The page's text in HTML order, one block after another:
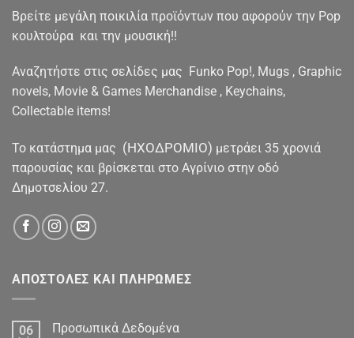
Βρείτε μεγάλη ποικιλία προϊόντων που αφορούν την Pop
κουλτούρα και την μουσική!!
Αναζητήστε στις σελίδες μας Funko Pop!, Mugs , Graphic
novels, Movie & Games Merchandise , Keychains,
Collectable items!
To κατάστημα μας (ΗΧΟΔΡΟΜΙΟ) μετράει 35 χρονιά
παρουσίας και βρίσκεται στο Αγρίνιο στην οδό
Δημοτσελίου 27.
ΑΠΟΣΤΟΛΕΣ ΚΑΙ ΠΛΗΡΩΜΕΣ
06 Προσωπικά Δεδομένα